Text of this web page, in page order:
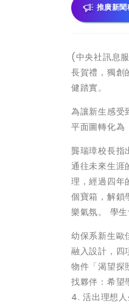
推廣新聞
(中央社訊息
長賀禮，獨創
健踏實。
為讓新生感受
平面圖轉化為
龔瑞璋校長指
通往未來生涯
理，經過四年
個寶箱，解鎖
樂氣氛。 學
幼保系新生歐
融入設計，四
物件「渴望探
找夥伴：希望
4. 活出理想